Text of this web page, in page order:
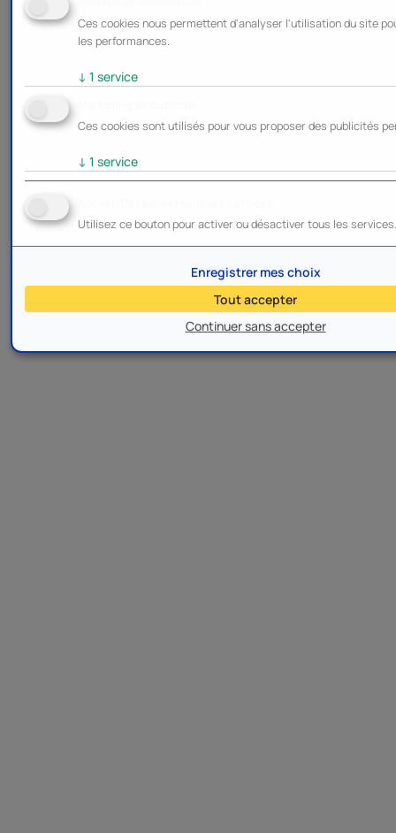
Ces cookies nous permettent d'analyser l'utilisation du site
les performances.
↓ 1 service
Ces cookies sont utilisés pour vous proposer des publicités
↓ 1 service
Utilisez ce bouton pour activer ou désactiver tous les services.
Continuer sans accepter
Enregistrer mes choix
Tout accepter